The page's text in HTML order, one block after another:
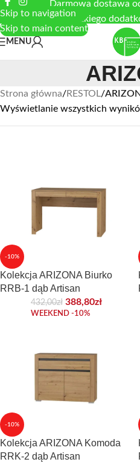
Skip to navigation
Skip to main content
Darmowa dostawa
łódzkiego
MENU
Strona główna/RESTOL/
Wyświetlanie wszystkich
-10%
Kolekcja ARIZONA Biurko
RRB-1 dąb Artisan
432,00zł 388,80zł
WEEKEND -10%
-10%
Kolekcja ARIZONA Komoda
RRK-2 dąb Artisan